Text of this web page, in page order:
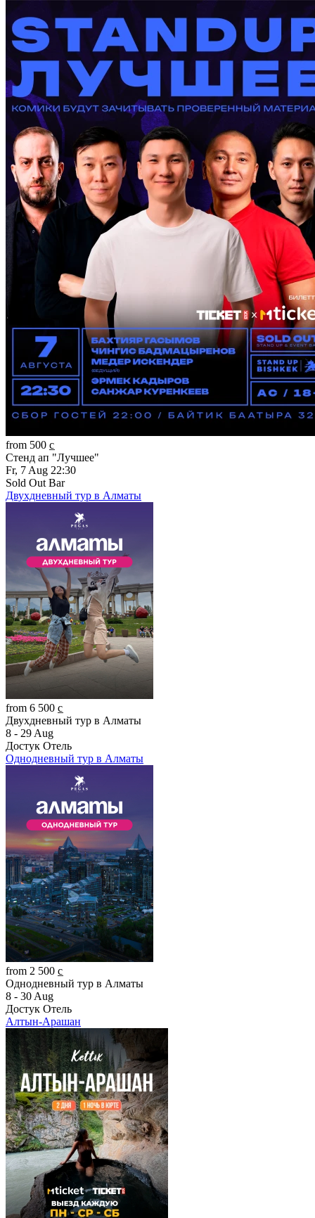
from 500 c̲
Стенд ап "Лучшее"
Fr, 7 Aug 22:30
Sold Out Bar
Двухдневный тур в Алматы
from 6 500 c̲
Двухдневный тур в Алматы
8 - 29 Aug
Достук Отель
Однодневный тур в Алматы
from 2 500 c̲
Однодневный тур в Алматы
8 - 30 Aug
Достук Отель
Алтын-Арашан